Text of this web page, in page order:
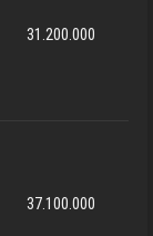
31.200.000
37.100.000